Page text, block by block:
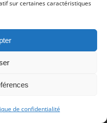
sur certaines caractéristiques
de confidentialité